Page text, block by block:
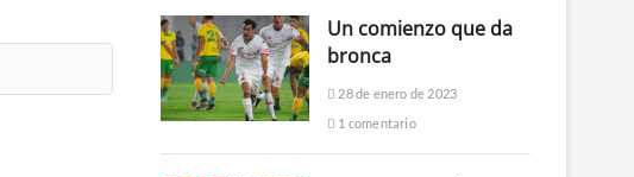
Un comienzo que da
bronca
28 de enero de 2023
1 comentario